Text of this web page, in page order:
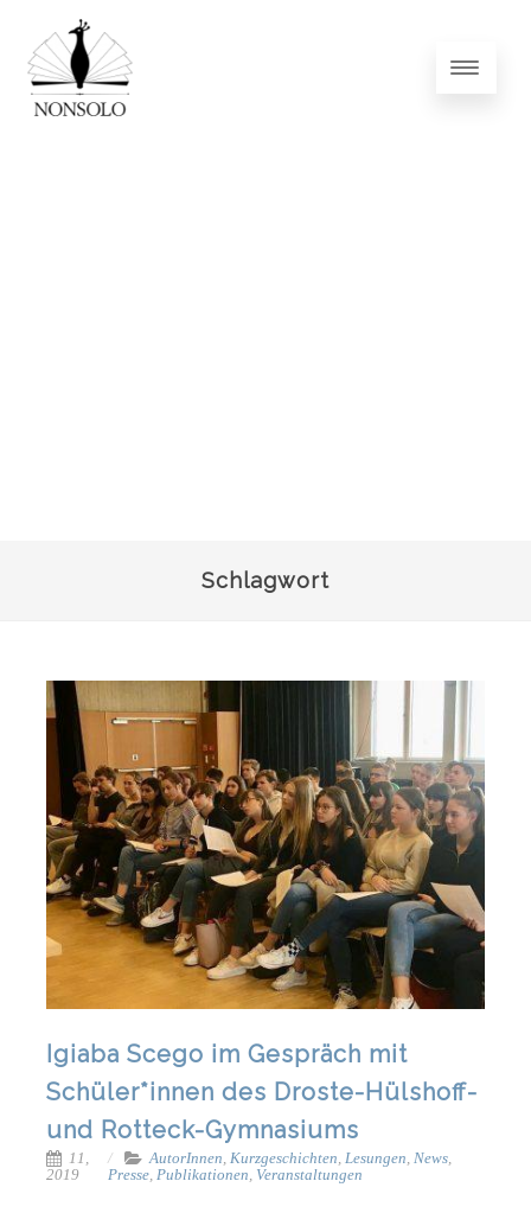
Schlagwort
Igiaba Scego im Gespräch mit
Schüler*innen des Droste-Hülshoff-
und Rotteck-Gymnasiums
11,
2019
AutorInnen, Kurzgeschichten, Lesungen, News,
Presse, Publikationen, Veranstaltungen